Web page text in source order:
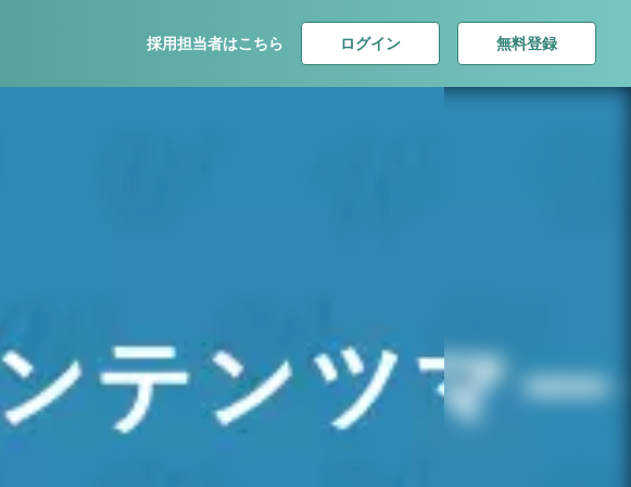
採用担当者はこちら ログイン 無料登録